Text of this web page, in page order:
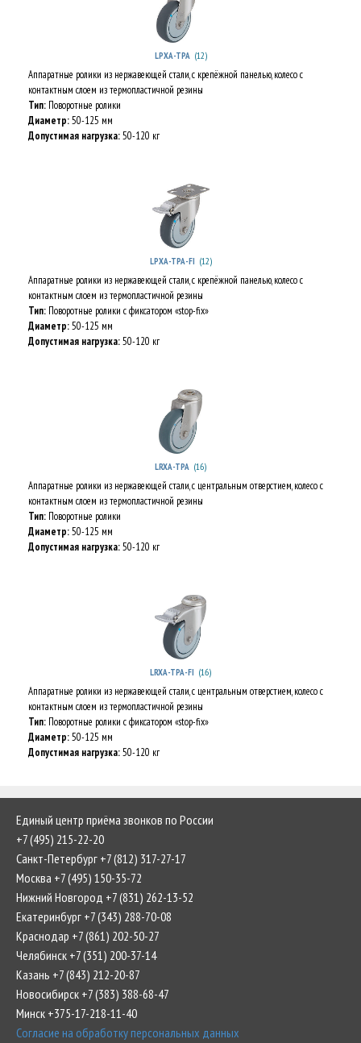
LPXA-TPA (12)
Аппаратные ролики из нержавеющей стали, с крепёжной панелью, колесо с
контактным слоем из термопластичной резины
Тип: Поворотные ролики
Диаметр:50-125 мм
Допустимая нагрузка:50-120 кг
LPXA-TPA-FI (12)
Аппаратные ролики из нержавеющей стали, с крепёжной панелью, колесо с
контактным слоем из термопластичной резины
Тип: Поворотные ролики с фиксатором «stop-fix»
Диаметр:50-125 мм
Допустимая нагрузка:50-120 кг
LRXA-TPA (16)
Аппаратные ролики из нержавеющей стали, с центральным отверстием, колесо с
контактным слоем из термопластичной резины
Тип: Поворотные ролики
Диаметр:50-125 мм
Допустимая нагрузка:50-120 кг
LRXA-TPA-FI (16)
Аппаратные ролики из нержавеющей стали, с центральным отверстием, колесо с
контактным слоем из термопластичной резины
Тип: Поворотные ролики с фиксатором «stop-fix»
Диаметр:50-125 мм
Допустимая нагрузка:50-120 кг
Единый центр приёма звонков по России
+7 (495) 215-22-20
Санкт-Петербург +7 (812) 317-27-17
Москва +7 (495) 150-35-72
Нижний Новгород +7 (831) 262-13-52
Екатеринбург +7 (343) 288-70-08
Краснодар +7 (861) 202-50-27
Челябинск +7 (351) 200-37-14
Казань +7 (843) 212-20-87
Новосибирск +7 (383) 388-68-47
Минск +375-17-218-11-40
Согласие на обработку персональных данных